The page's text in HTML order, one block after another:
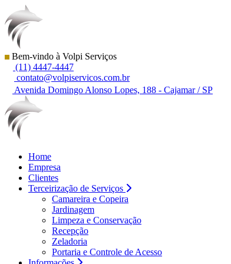
Bem-vindo à Volpi Serviços
(11) 4447-4447
contato@volpiservicos.com.br
Avenida Domingo Alonso Lopes, 188 - Cajamar / SP
Home
Empresa
Clientes
Terceirização de Serviços
Camareira e Copeira
Jardinagem
Limpeza e Conservação
Recepção
Zeladoria
Portaria e Controle de Acesso